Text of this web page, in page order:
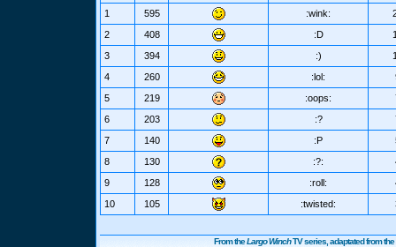
1 595 :wink:
2
408 :D
3
394 :)
4
260 :lol:
5
219 :oops:
6
203 :?
7
140 :P
8
130 :?:
9
128 :roll:
10
105 :twisted:
From theLargo WinchTV series, adaptated from